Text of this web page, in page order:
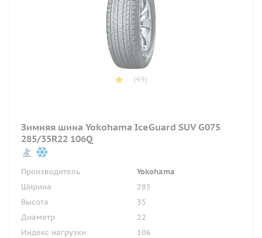
(49)
Зимняя шина Yokohama IceGuard SUV G075
285/35R22 106Q
Производитель
Yokohama
Ширина
285
Высота
35
Диаметр
22
Индекс нагрузки
106